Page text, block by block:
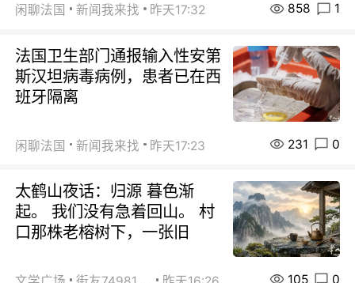
闲聊法国 新闻我来找 昨天17:32 858 1
法国卫生部门通报输入性安第
斯汉坦病毒病例，患者已在西
班牙隔离
闲聊法国 新闻我来找 昨天17:23 231 0
太鹤山夜话：归源 暮色渐
起。 我们没有急着回山。 村
口那株老榕树下，一张旧
105 0